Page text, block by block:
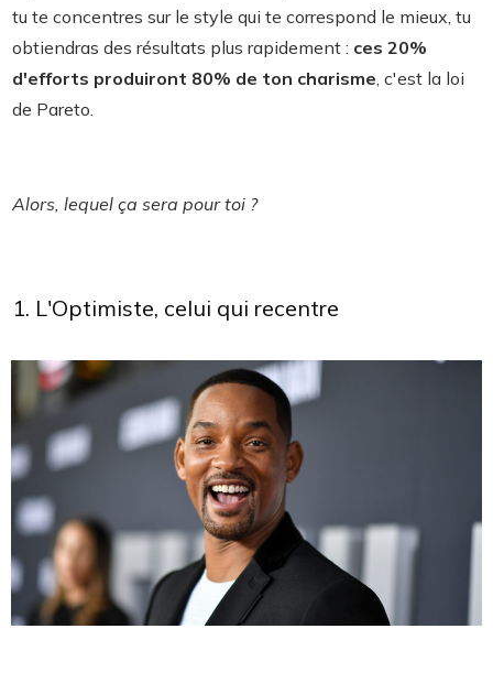
tu te concentres sur le style qui te correspond le mieux, tu
obtiendras des résultats plus rapidement : ces 20%
d'efforts produiront 80% de ton charisme, c'est la loi
de Pareto.
Alors, lequel ça sera pour toi ?
1. L'Optimiste, celui qui recentre